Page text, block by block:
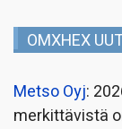
OMXHEX
Metso Oyj:
merkittävistä